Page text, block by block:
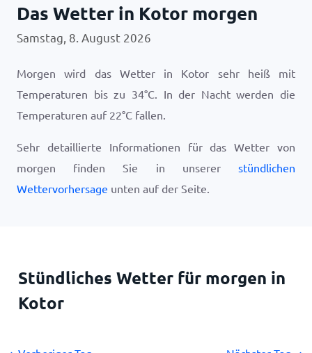
Das Wetter in Kotor morgen
Samstag, 8. August 2026
Morgen wird das Wetter in Kotor sehr heiß mit
Temperaturen bis zu 34°C. In der Nacht werden die
Temperaturen auf 22°C fallen.
Sehr detaillierte Informationen für das Wetter von
morgen finden Sie in unserer stündlichen
Wettervorhersage unten auf der Seite.
Stündliches Wetter für morgen in
Kotor